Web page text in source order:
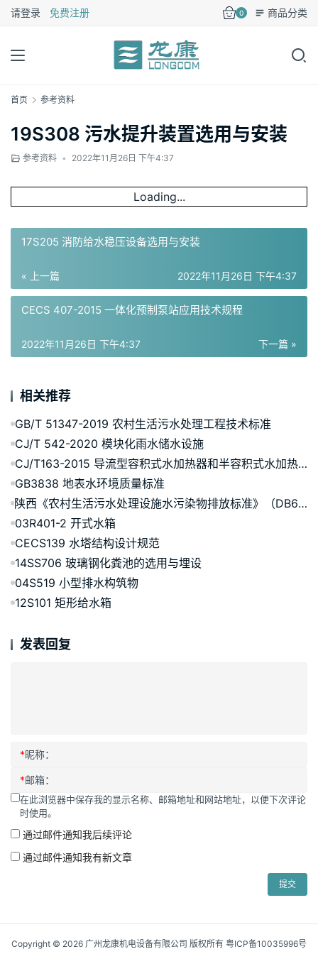
请登录 免费注册 0 商品分类
首页 参考资料
19S308 污水提升装置选用与安装
参考资料 • 2022年11月26日 下午4:37
Loading...
17S205 消防给水稳压设备选用与安装
« 上一篇 2022年11月26日 下午4:37
CECS 407-2015 一体化预制泵站应用技术规程
下一篇 »
2022年11月26日 下午4:37
相关推荐
GB/T 51347-2019 农村生活污水处理工程技术标准
CJ/T 542-2020 模块化雨水储水设施
CJ/T163-2015 导流型容积式水加热器和半容积式水加热器
GB3838 地表水环境质量标准
陕西《农村生活污水处理设施水污染物排放标准》（DB61/1227-2018）
03R401-2 开式水箱
CECS139 水塔结构设计规范
14SS706 玻璃钢化粪池的选用与埋设
04S519 小型排水构筑物
12S101 矩形给水箱
发表回复
*昵称：
*邮箱：
在此浏览器中保存我的显示名称、邮箱地址和网站地址，以便下次评论
时使用。
通过邮件通知我后续评论
通过邮件通知我有新文章
提交
Copyright © 2026 广州龙康机电设备有限公司 版权所有 粤ICP备10035996号